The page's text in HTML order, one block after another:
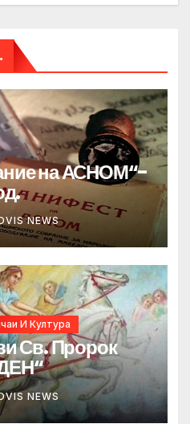
на АСНОМ“-
NEWS
И Култура
Св. Пророк
NEWS